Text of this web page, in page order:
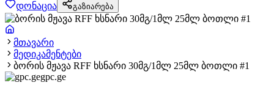
დონაცია გაზიარება
მთავარი
მედიკამენტები
ბორის მჟავა RFF ხსნარი 30მგ/1მლ 25მლ ბოთლი #1
gpc.ge